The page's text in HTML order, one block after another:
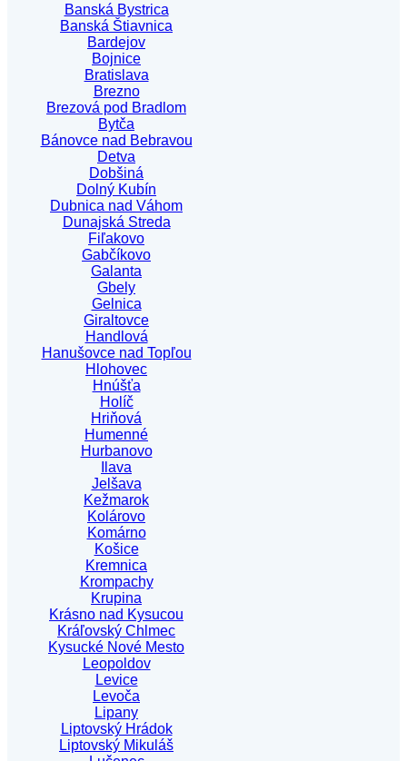
Banská Bystrica
Banská Štiavnica
Bardejov
Bojnice
Bratislava
Brezno
Brezová pod Bradlom
Bytča
Bánovce nad Bebravou
Detva
Dobšiná
Dolný Kubín
Dubnica nad Váhom
Dunajská Streda
Fiľakovo
Gabčíkovo
Galanta
Gbely
Gelnica
Giraltovce
Handlová
Hanušovce nad Topľou
Hlohovec
Hnúšťa
Holíč
Hriňová
Humenné
Hurbanovo
Ilava
Jelšava
Kežmarok
Kolárovo
Komárno
Košice
Kremnica
Krompachy
Krupina
Krásno nad Kysucou
Kráľovský Chlmec
Kysucké Nové Mesto
Leopoldov
Levice
Levoča
Lipany
Liptovský Hrádok
Liptovský Mikuláš